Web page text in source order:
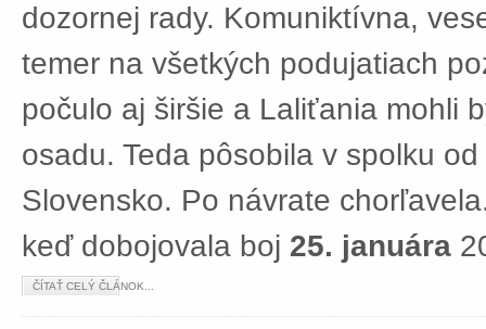
dozornej rady. Komuniktívna,
temer na všetkých podujatiach
počulo aj širšie a Laliťania mohli
osadu. Teda pôsobila v spolku
Slovensko. Po návrate
keď dobojovala boj 25. januára
ČÍTAŤ CELÝ ČLÁNOK...